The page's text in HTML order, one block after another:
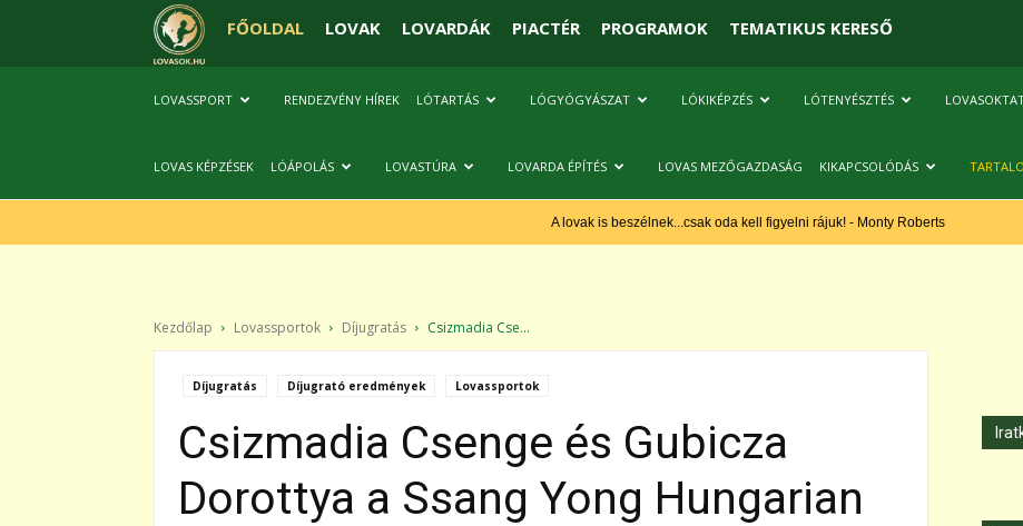
FŐOLDAL LOVAK LOVARDÁK PIACTÉR PROGRAMOK TEMATIKUS KERESŐ
LOVASSPORT RENDEZVÉNY HÍREK LÓTARTÁS LÓGYÓGYÁSZAT LÓKIKÉPZÉS LÓTENYÉSZTÉS
LOVAS KÉPZÉSEK LÓÁPOLÁS LOVASTÚRA LOVARDA ÉPÍTÉS LOVAS MEZŐGAZDASÁG KIKAPCSOLÓDÁS
A lovak is beszélnek...csak oda kell figyelni rájuk! - Monty Roberts
Kezdőlap Lovassportok Díjugratás Csizmadia Cse...
Díjugratás Díjugrató eredmények Lovassportok
Csizmadia Csenge és Gubicza
Dorottya a Ssang Yong Hungarian